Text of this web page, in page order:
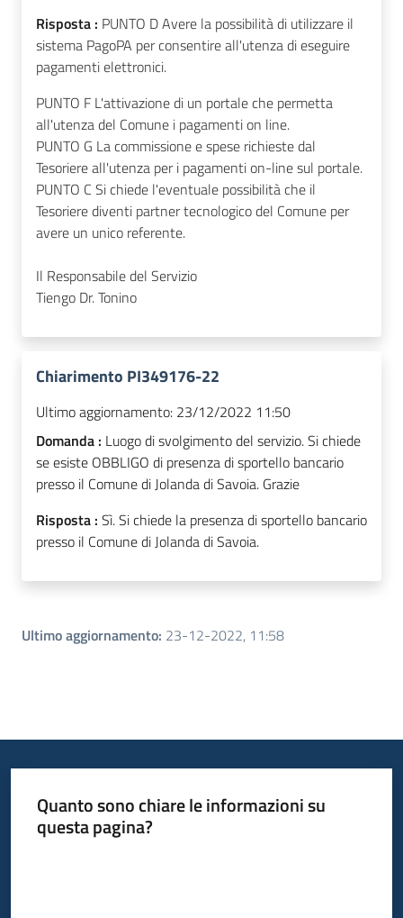
Risposta : PUNTO D Avere la possibilità di utilizzare il
sistema PagoPA per consentire all'utenza di eseguire
pagamenti elettronici.
PUNTO F L'attivazione di un portale che permetta
all'utenza del Comune i pagamenti on line.
PUNTO G La commissione e spese richieste dal
Tesoriere all'utenza per i pagamenti on-line sul portale.
PUNTO C Si chiede l'eventuale possibilità che il
Tesoriere diventi partner tecnologico del Comune per
avere un unico referente.
Il Responsabile del Servizio
Tiengo Dr. Tonino
Chiarimento PI349176-22
Ultimo aggiornamento: 23/12/2022 11:50
Domanda : Luogo di svolgimento del servizio. Si chiede
se esiste OBBLIGO di presenza di sportello bancario
presso il Comune di Jolanda di Savoia. Grazie
Risposta : Sì. Si chiede la presenza di sportello bancario
presso il Comune di Jolanda di Savoia.
Ultimo aggiornamento: 23-12-2022, 11:58
Quanto sono chiare le informazioni su
questa pagina?